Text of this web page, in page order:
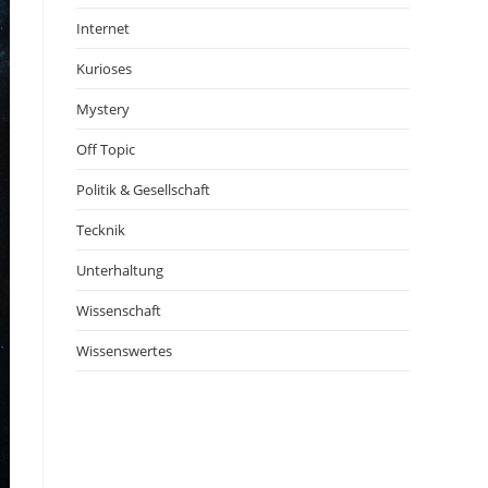
Internet
Kurioses
Mystery
Off Topic
Politik & Gesellschaft
Tecknik
Unterhaltung
Wissenschaft
Wissenswertes